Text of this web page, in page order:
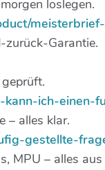
loslegen.
zurück-Garantie.
ich-einen-
– alles klar.
gestellte-
MPU – alles